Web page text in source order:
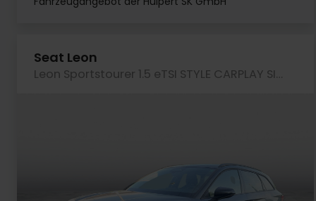
Seat Leon
Leon Sportstourer 1.5 eTSI STYLE CARPLAY SITZHZG